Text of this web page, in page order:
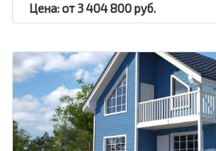
Цена: от 3 404 800 руб.